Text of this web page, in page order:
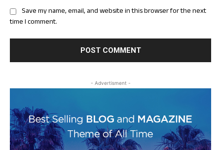
Save my name, email, and website in this browser for the next
time I comment.
- Advertisment -